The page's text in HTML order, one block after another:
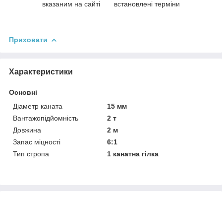
вказаним на сайті встановлені терміни
Приховати
Характеристики
Основні
Діаметр каната
15 мм
Вантажопідйомність
2 т
Довжина
2 м
Запас міцності
6:1
Тип стропа
1 канатна гілка